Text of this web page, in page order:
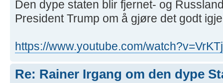
Den dype staten blir fjernet- og
President Trump om å gjøre det godt
https://www.youtube.com/
Re: Rainer Irgang om den dype